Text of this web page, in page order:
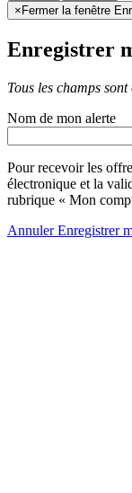
× Fermer la fenêtre
Enregistrer
Tous les champs
Nom de mon alerte
Pour recevoir les
électronique et la
rubrique « Mon
AnnulerEnregistrer